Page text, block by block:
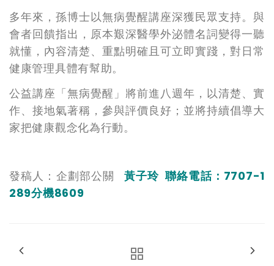
多年來，孫博士以無病覺醒講座深獲民眾支持。與
會者回饋指出，原本艱深醫學外泌體名詞變得一聽
就懂，內容清楚、重點明確且可立即實踐，對日常
健康管理具體有幫助。
公益講座 「無病覺醒」將前進八週年，以清楚、實
作、接地氣著稱，參與評價良好；並將持續倡導大
家把健康觀念化為行動。
發稿人：企劃部公關
黃子玲 聯絡電話：7707-1
289分機8609